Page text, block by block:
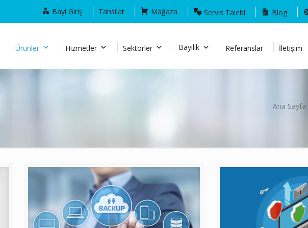
Bayi Giriş Tahsilat Mağaza Servis Talebi Blog
Ürünler Hizmetler Sektörler Bayilik Referanslar İletişim
Ana Sayfa